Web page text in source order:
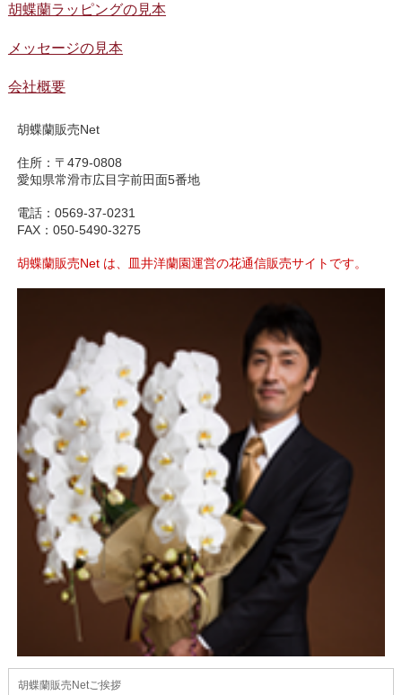
胡蝶蘭ラッピングの見本
メッセージの見本
会社概要
胡蝶蘭販売Net
住所：〒479-0808
愛知県常滑市広目字前田面5番地
電話：0569-37-0231
FAX：050-5490-3275
胡蝶蘭販売Net は、皿井洋蘭園運営の花通信販売サイトです。
胡蝶蘭販売Netご挨拶